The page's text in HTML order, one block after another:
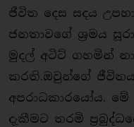
ජීවිත දෙස සදය
ජනතාවගේ ශ්‍රමය
මුදල් අටිට් ගහමින්
කරති.ඔවුන්ගේ
අපරාධකාරයෝය.
දැකීමට තරමි